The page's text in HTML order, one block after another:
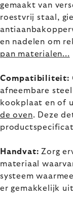
gemaakt van
roestvrij staal,
en nadelen om
pan materialen...
Compatibiliteit:
afneembare
kookplaat en of
de oven. Deze
Handvat: Zorg
materiaal
systeem
er gemakkelijk